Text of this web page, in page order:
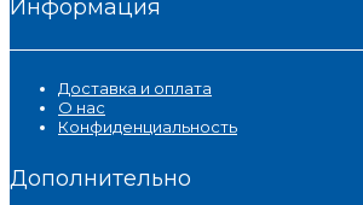
Информация
Доставка и оплата
О нас
Конфиденциальность
Дополнительно